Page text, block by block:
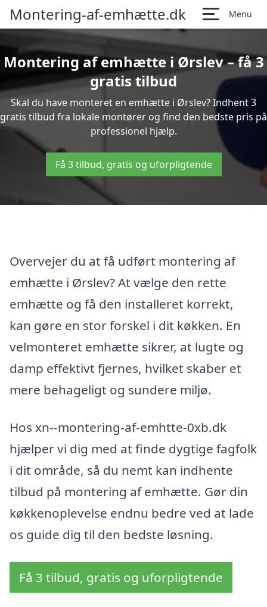
Montering-af-emhætte.dk Menu
Montering af emhætte i Ørslev – få 3
gratis tilbud
Skal du have monteret en emhætte i Ørslev? Indhent 3
gratis tilbud fra lokale montører og find den bedste pris på
professionel hjælp.
Få 3 tilbud, gratis og uforpligtende
Overvejer du at få udført montering af
emhætte i Ørslev? At vælge den rette
emhætte og få den installeret korrekt,
kan gøre en stor forskel i dit køkken. En
velmonteret emhætte sikrer, at lugte og
damp effektivt fjernes, hvilket skaber et
mere behageligt og sundere miljø.
Hos xn--montering-af-emhtte-0xb.dk
hjælper vi dig med at finde dygtige fagfolk
i dit område, så du nemt kan indhente
tilbud på montering af emhætte. Gør din
køkkenoplevelse endnu bedre ved at lade
os guide dig til den bedste løsning.
Få 3 tilbud, gratis og uforpligtende